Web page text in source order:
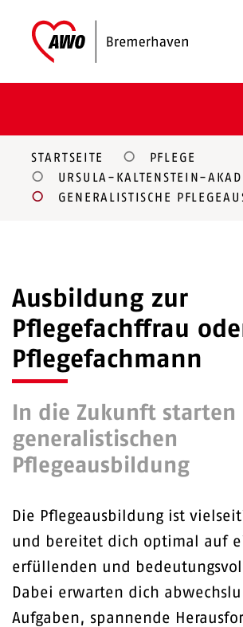
STARTSEITE
PFLEGE
URSULA-KALTENSTEIN-
GENERALISTISCHE
Ausbildung zur
Pflegefachffrau
Pflegefachmann
In die Zukunft
generalistischen
Pflegeausbildung
Die Pflegeausbildung ist
und bereitet dich optimal auf
erfüllenden und
Dabei erwarten dich
Aufgaben, spannende